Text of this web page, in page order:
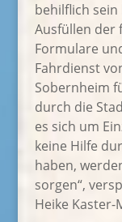
behilflich
Ausfüllen der
Formulare
Fahrdienst
Sobernheim
durch die
es sich um
keine Hilfe
haben,
sorgen“,
Heike Kaster-